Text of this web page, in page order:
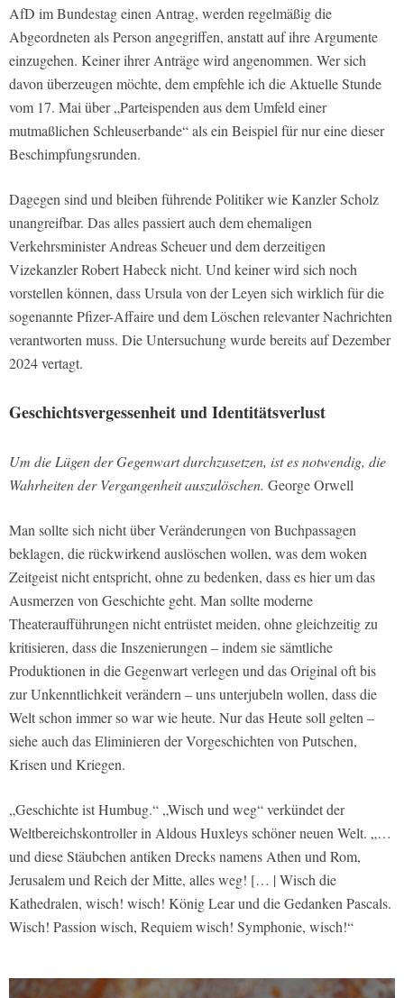
AfD im Bundestag einen Antrag, werden regelmäßig die
Abgeordneten als Person angegriffen, anstatt auf ihre Argumente
einzugehen. Keiner ihrer Anträge wird angenommen. Wer sich
davon überzeugen möchte, dem empfehle ich die Aktuelle Stunde
vom 17. Mai über „Parteispenden aus dem Umfeld einer
mutmaßlichen Schleuserbande“ als ein Beispiel für nur eine dieser
Beschimpfungsrunden.
Dagegen sind und bleiben führende Politiker wie Kanzler Scholz
unangreifbar. Das alles passiert auch dem ehemaligen
Verkehrsminister Andreas Scheuer und dem derzeitigen
Vizekanzler Robert Habeck nicht. Und keiner wird sich noch
vorstellen können, dass Ursula von der Leyen sich wirklich für die
sogenannte Pfizer-Affaire und dem Löschen relevanter Nachrichten
verantworten muss. Die Untersuchung wurde bereits auf Dezember
2024 vertagt.
Geschichtsvergessenheit und Identitätsverlust
Um die Lügen der Gegenwart durchzusetzen, ist es notwendig, die
Wahrheiten der Vergangenheit auszulöschen. George Orwell
Man sollte sich nicht über Veränderungen von Buchpassagen
beklagen, die rückwirkend auslöschen wollen, was dem woken
Zeitgeist nicht entspricht, ohne zu bedenken, dass es hier um das
Ausmerzen von Geschichte geht. Man sollte moderne
Theateraufführungen nicht entrüstet meiden, ohne gleichzeitig zu
kritisieren, dass die Inszenierungen – indem sie sämtliche
Produktionen in die Gegenwart verlegen und das Original oft bis
zur Unkenntlichkeit verändern – uns unterjubeln wollen, dass die
Welt schon immer so war wie heute. Nur das Heute soll gelten –
siehe auch das Eliminieren der Vorgeschichten von Putschen,
Krisen und Kriegen.
„Geschichte ist Humbug.“ „Wisch und weg“ verkündet der
Weltbereichskontroller in Aldous Huxleys schöner neuen Welt. „…
und diese Stäubchen antiken Drecks namens Athen und Rom,
Jerusalem und Reich der Mitte, alles weg! [… | Wisch die
Kathedralen, wisch! wisch! König Lear und die Gedanken Pascals.
Wisch! Passion wisch, Requiem wisch! Symphonie, wisch!“